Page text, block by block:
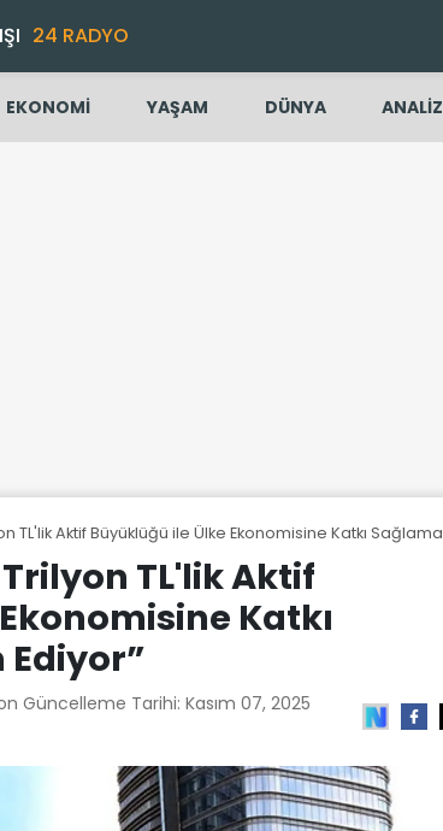
24 RADYO
EKONOMİ YAŞAM DÜNYA ANALİZ
TL'lik Aktif Büyüklüğü ile Ülke Ekonomisine Katkı
TL'lik Aktif
Katkı
Güncelleme Tarihi: Kasım 07, 2025